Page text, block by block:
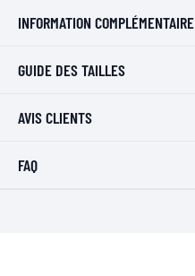
INFORMATION COMPLÉMENTAIRE
GUIDE DES TAILLES
AVIS CLIENTS
FAQ